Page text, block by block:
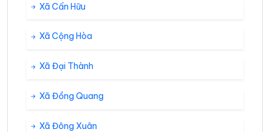
Xã Cấn Hữu
Xã Cộng Hòa
Xã Đại Thành
Xã Đồng Quang
Xã Đông Xuân